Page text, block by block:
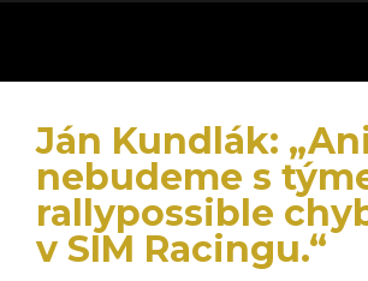
Ján Kundlák:
nebudeme s
rallypossible
v SIM Racingu.“